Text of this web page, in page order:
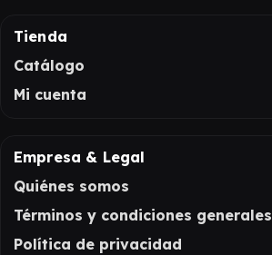
Tienda
Catálogo
Mi cuenta
Empresa & Legal
Quiénes somos
Términos y condiciones generales
Política de privacidad